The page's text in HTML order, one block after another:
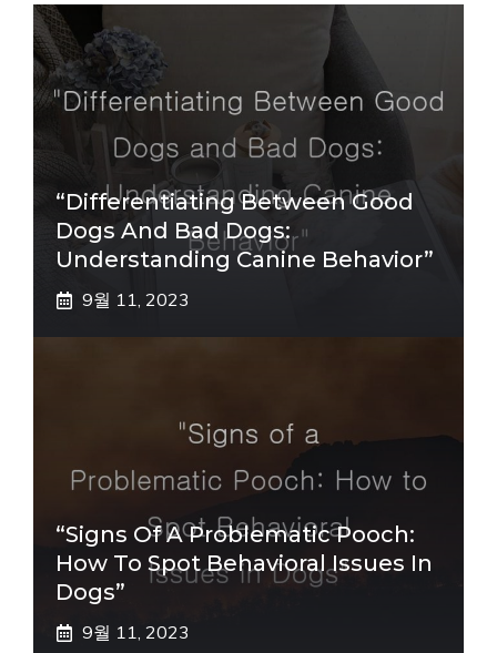
“Differentiating Between Good
Dogs And Bad Dogs:
Understanding Canine Behavior”
9월 11, 2023
“Signs Of A Problematic Pooch:
How To Spot Behavioral Issues In
Dogs”
9월 11, 2023